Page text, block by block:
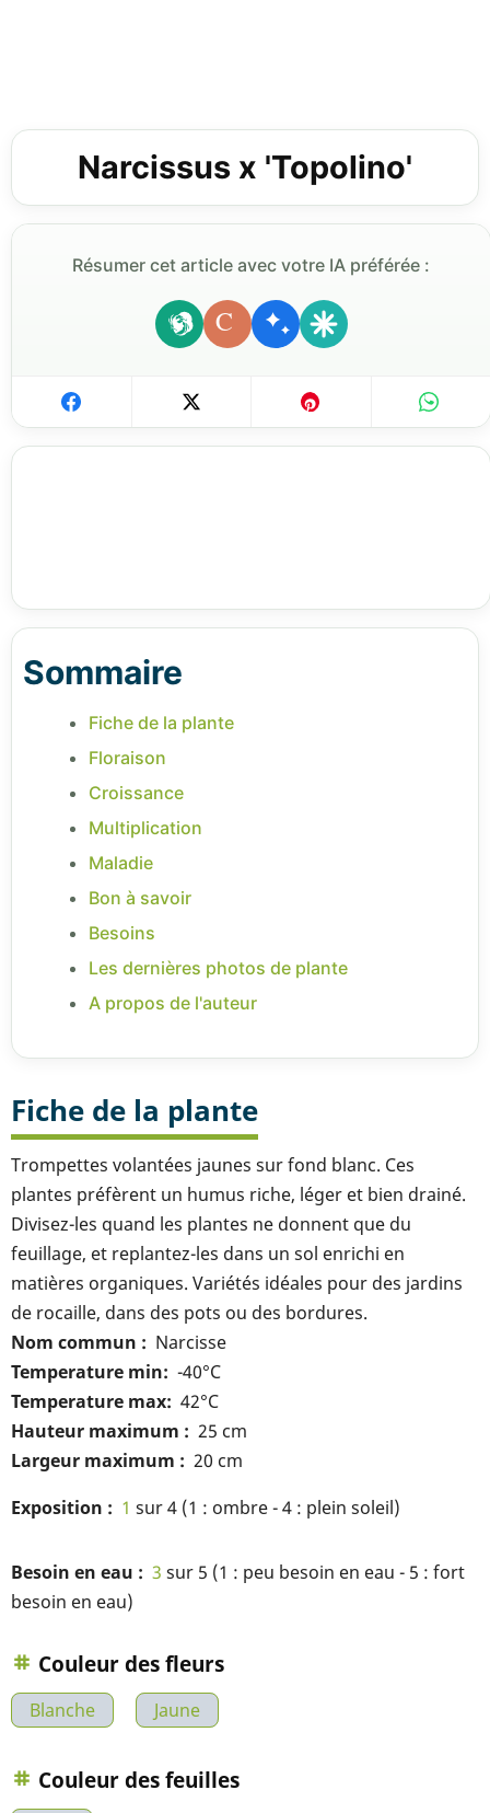
Narcissus x 'Topolino'
Résumer cet article avec votre IA préférée :
C
Sommaire
Fiche de la plante
Floraison
Croissance
Multiplication
Maladie
Bon à savoir
Besoins
Les dernières photos de plante
A propos de l'auteur
Fiche de la plante
Trompettes volantées jaunes sur fond blanc. Ces
plantes préfèrent un humus riche, léger et bien drainé.
Divisez-les quand les plantes ne donnent que du
feuillage, et replantez-les dans un sol enrichi en
matières organiques. Variétés idéales pour des jardins
de rocaille, dans des pots ou des bordures.
Nom commun
Narcisse
Temperature min
-40°C
Temperature max 42°C
Hauteur maximum
25 cm
Largeur maximum
20 cm
Exposition
1 sur 4 (1 : ombre - 4 : plein soleil)
Besoin en eau 3 sur 5 (1 : peu besoin en eau - 5 : fort
besoin en eau)
Couleur des fleurs
Blanche Jaune
Couleur des feuilles